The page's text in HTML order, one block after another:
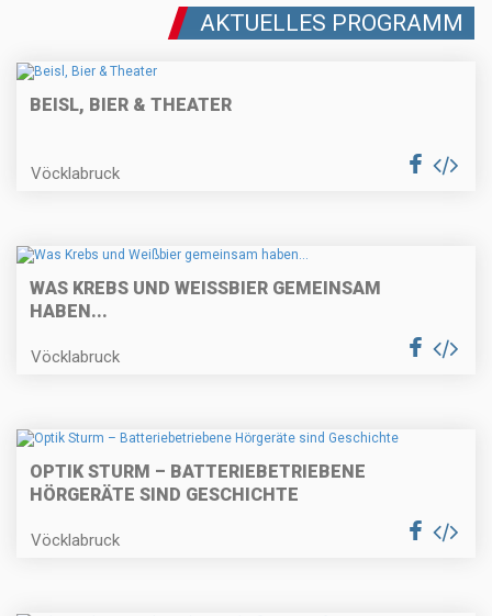
AKTUELLES PROGRAMM
BEISL, BIER & THEATER
Vöcklabruck
WAS KREBS UND WEISSBIER GEMEINSAM H
ABEN...
Vöcklabruck
OPTIK STURM – BATTERIEBETRIEBENE
HÖRGERÄTE SIND GESCHICHTE
Vöcklabruck